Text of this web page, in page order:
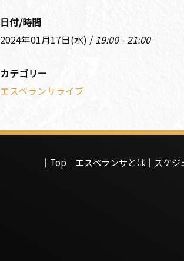
日付/時間
2024年01月17日(水) / 19:00 - 21:00
カテゴリー
エスペランサライブ
｜ Top ｜ エスペランサとは ｜ スケジ